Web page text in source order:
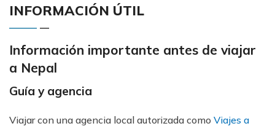
INFORMACIÓN ÚTIL
Información importante antes de viajar
a Nepal
Guía y agencia
Viajar con una agencia local autorizada como Viajes a